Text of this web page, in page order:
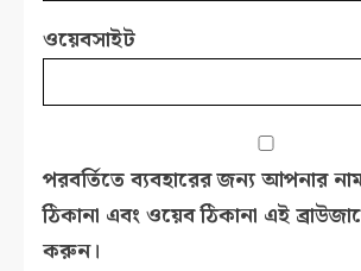
ওয়েবসাইট
পরবর্তিতে ব্যবহারের জন্য আপনার
ঠিকানা এবং ওয়েব ঠিকানা এই
করুন।